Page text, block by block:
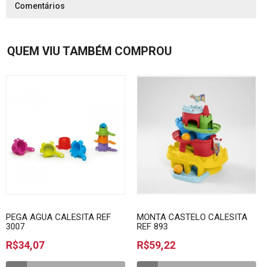
Comentários
QUEM VIU TAMBÉM COMPROU
PEGA AGUA CALESITA REF
3007
R$34,07
MONTA CASTELO CALESITA
REF 893
R$59,22